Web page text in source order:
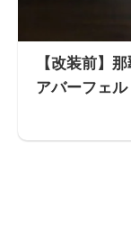
【改装前】
アバーフェル